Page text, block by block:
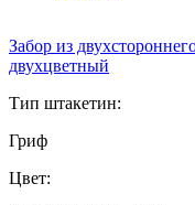
Забор из
двухцветный
Тип штакетин:
Гриф
Цвет: